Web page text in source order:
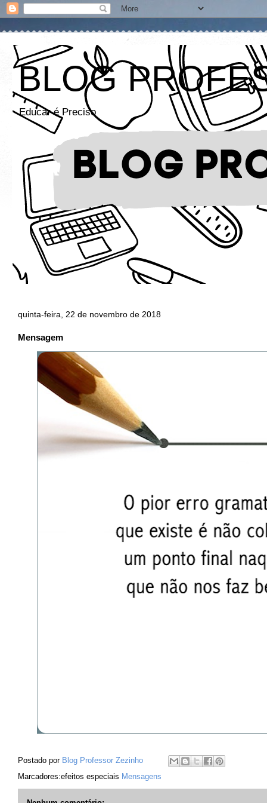
BLOG
Educar é Preciso
quinta-feira, 22 de novembro de 2018
Mensagem
Postado por Blog Professor Zezinho
Marcadores:efeitos especiais Mensagens